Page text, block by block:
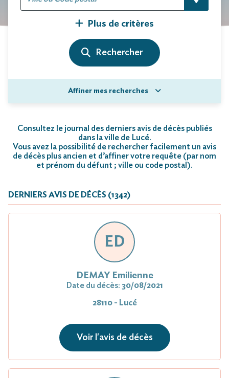
Plus de critères
Affiner mes recherches
Consultez le journal des derniers avis de décès publiés
dans la ville de Lucé.
Vous avez la possibilité de rechercher facilement un avis
de décès plus ancien et d’affiner votre requête (par nom
et prénom du défunt ; ville ou code postal).
DERNIERS AVIS DE DÉCÈS (1342)
ED
DEMAY Emilienne
Date du décès: 30/08/2021
28110 - Lucé
Voir l'avis de décès